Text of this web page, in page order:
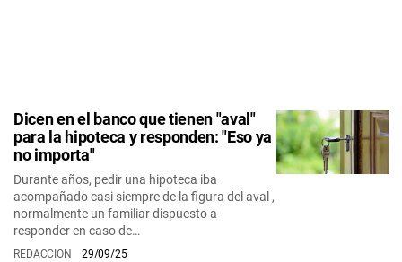
Dicen en el banco que tienen "aval"
para la hipoteca y responden: "Eso ya
no importa"
Durante años, pedir una hipoteca iba
acompañado casi siempre de la figura del aval ,
normalmente un familiar dispuesto a
responder en caso de…
REDACCION 29/09/25